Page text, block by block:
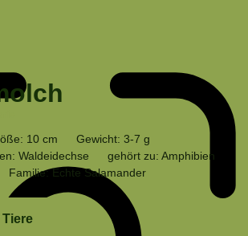
10 cm
Gewicht: 3-7 g
Waldeidechse
gehört zu: Amphibien
Familie: Echte Salamander